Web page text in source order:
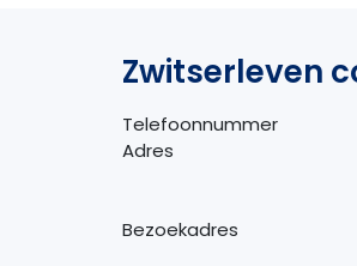
Zwitserleven
Telefoonnummer
Adres
Bezoekadres